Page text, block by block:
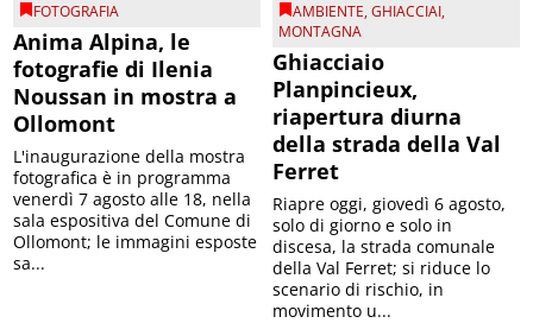
FOTOGRAFIA
Anima Alpina, le
fotografie di Ilenia
Noussan in mostra a
Ollomont
L'inaugurazione della mostra
fotografica è in programma
venerdì 7 agosto alle 18, nella
sala espositiva del Comune di
Ollomont; le immagini esposte
sa...
AMBIENTE,GHIACCIAI,
MONTAGNA
Ghiacciaio
Planpincieux,
riapertura diurna
della strada della Val
Ferret
Riapre oggi, giovedì 6 agosto,
solo di giorno e solo in
discesa, la strada comunale
della Val Ferret; si riduce lo
scenario di rischio, in
movimento u...